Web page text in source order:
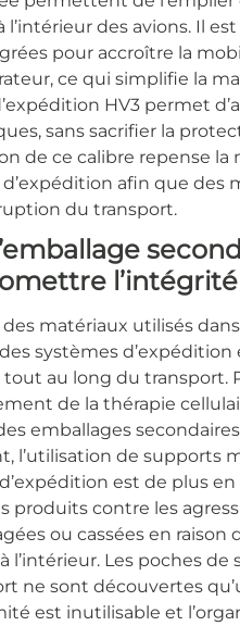
l’intérieur des avions. Il
pour accroître la
ce qui simplifie la
HV3 permet
sans sacrifier la
de ce calibre repense
d’expédition afin que
du transport.
des matériaux utilisés
systèmes
au long du transport.
de la thérapie
emballages
l’utilisation de supports
est de plus
produits contre les
ou cassées en
l’intérieur. Les poches
ne sont découvertes
est inutilisable et